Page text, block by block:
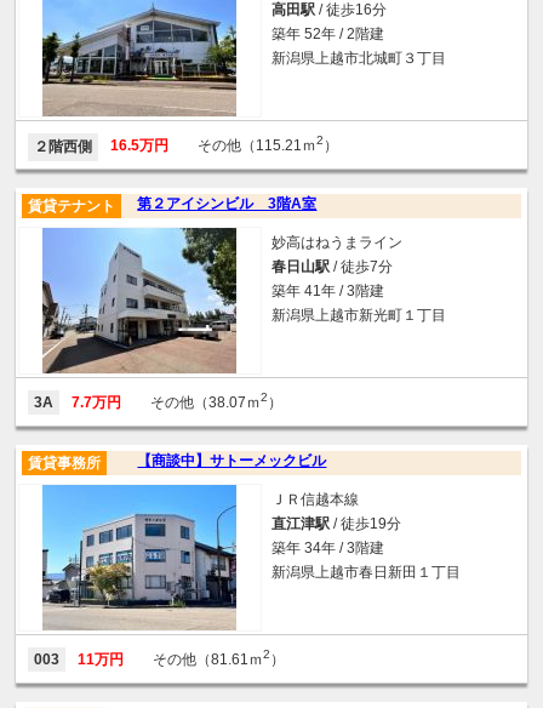
高田駅 / 徒歩16分
築年 52年 / 2階建
新潟県上越市北城町３丁目
２階西側 16.5万円 その他（115.21ｍ2 ）
第２アイシンビル 3階A室
賃貸テナント
妙高はねうまライン
春日山駅 / 徒歩7分
築年 41年 / 3階建
新潟県上越市新光町１丁目
3A 7.7万円 その他（38.07ｍ2 ）
【商談中】サトーメックビル
賃貸事務所
ＪＲ信越本線
直江津駅 / 徒歩19分
築年 34年 / 3階建
新潟県上越市春日新田１丁目
003 11万円 その他（81.61ｍ2 ）